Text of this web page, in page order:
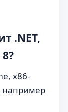
.NET,
x86-
например